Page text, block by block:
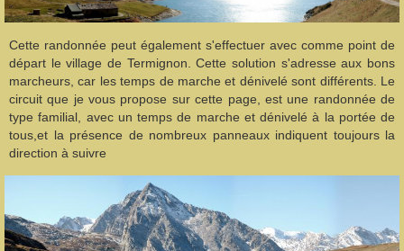
Cette randonnée peut également s'effectuer avec comme point de
départ le village de Termignon. Cette solution s'adresse aux bons
marcheurs, car les temps de marche et dénivelé sont différents. Le
circuit que je vous propose sur cette page, est une randonnée de
type familial, avec un temps de marche et dénivelé à la portée de
tous,et la présence de nombreux panneaux indiquent toujours la
direction à suivre